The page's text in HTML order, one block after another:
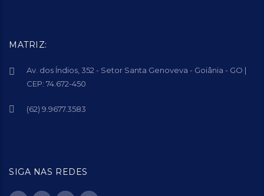
MATRIZ:
Av. dos Índios, 352 - Setor Santa Genoveva - Goiânia - GO |
CEP: 74.672-450
(62) 9.9677.3583
SIGA NAS REDES